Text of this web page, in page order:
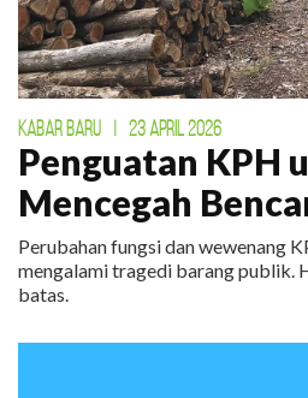
KABAR BARU 23 APRIL 2026
Penguatan KPH
Mencegah
Perubahan fungsi dan wewenang
mengalami tragedi barang publik.
batas.